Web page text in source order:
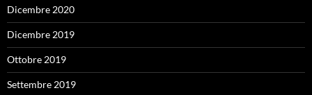
Dicembre 2020
Dicembre 2019
Ottobre 2019
Settembre 2019